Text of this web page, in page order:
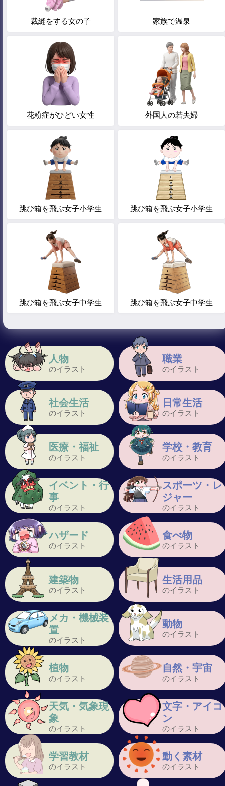
人物
のイラスト
職業
のイラスト
社会生活
のイラスト
日常生活
のイラスト
医療・福祉
のイラスト
学校・教育
のイラスト
イベント・行
事
のイラスト
スポーツ・レ
ジャー
のイラスト
ハザード
のイラスト
食べ物
のイラスト
建築物
のイラスト
生活用品
のイラスト
メカ・機械装
置
のイラスト
動物
のイラスト
植物
のイラスト
自然・宇宙
のイラスト
天気・気象現
象
のイラスト
文字・アイコ
ン
のイラスト
学習教材
のイラスト
動く素材
のイラスト
裁縫をする女の子 家族で温泉
花粉症がひどい女性 外国人の若夫婦
跳び箱を飛ぶ女子小学生 跳び箱を飛ぶ女子小学生
跳び箱を飛ぶ女子中学生 跳び箱を飛ぶ女子中学生